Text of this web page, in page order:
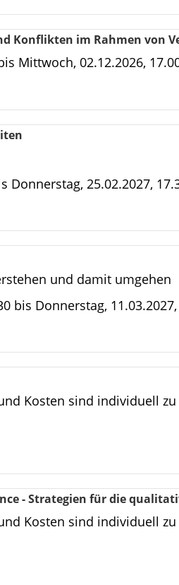
Konflikten im Rahmen von
Mittwoch, 02.12.2026,
Donnerstag, 25.02.2027,
und damit umgehen
bis Donnerstag,
Kosten sind individuell
- Strategien für die
Kosten sind individuell